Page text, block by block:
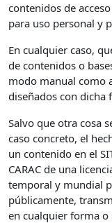
contenidos de
para uso personal y
En cualquier caso,
de contenidos o
modo manual como
diseñados con dicha
Salvo que otra cosa
caso concreto, el
un contenido en el
CARAC de una
temporal y mundial
públicamente,
en cualquier forma